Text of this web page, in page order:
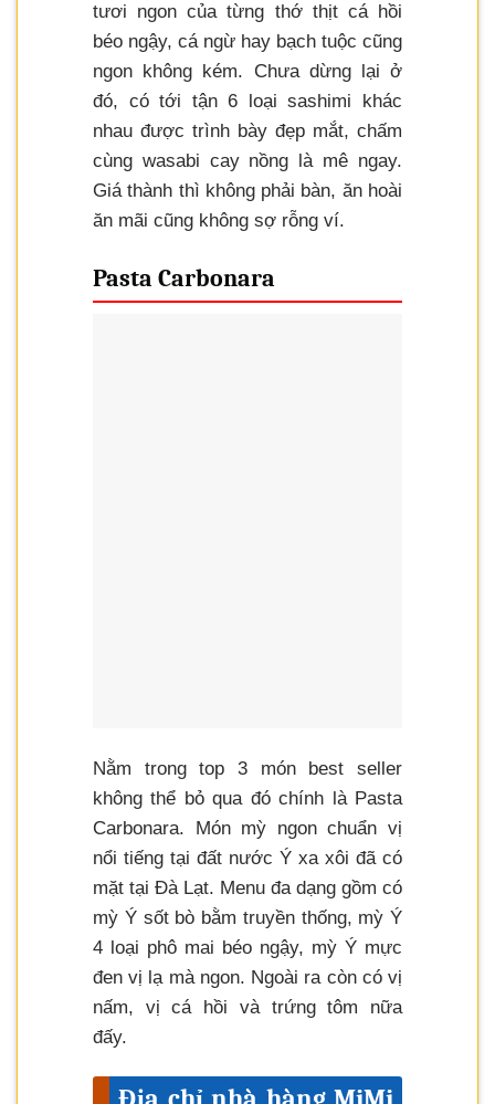
tươi ngon của từng thớ thịt cá hồi
béo ngậy, cá ngừ hay bạch tuộc cũng
ngon không kém. Chưa dừng lại ở
đó, có tới tận 6 loại sashimi khác
nhau được trình bày đẹp mắt, chấm
cùng wasabi cay nồng là mê ngay.
Giá thành thì không phải bàn, ăn hoài
ăn mãi cũng không sợ rỗng ví.
Pasta Carbonara
Nằm trong top 3 món best seller
không thể bỏ qua đó chính là Pasta
Carbonara. Món mỳ ngon chuẩn vị
nổi tiếng tại đất nước Ý xa xôi đã có
mặt tại Đà Lạt. Menu đa dạng gồm có
mỳ Ý sốt bò bằm truyền thống, mỳ Ý
4 loại phô mai béo ngậy, mỳ Ý mực
đen vị lạ mà ngon. Ngoài ra còn có vị
nấm, vị cá hồi và trứng tôm nữa
đấy.